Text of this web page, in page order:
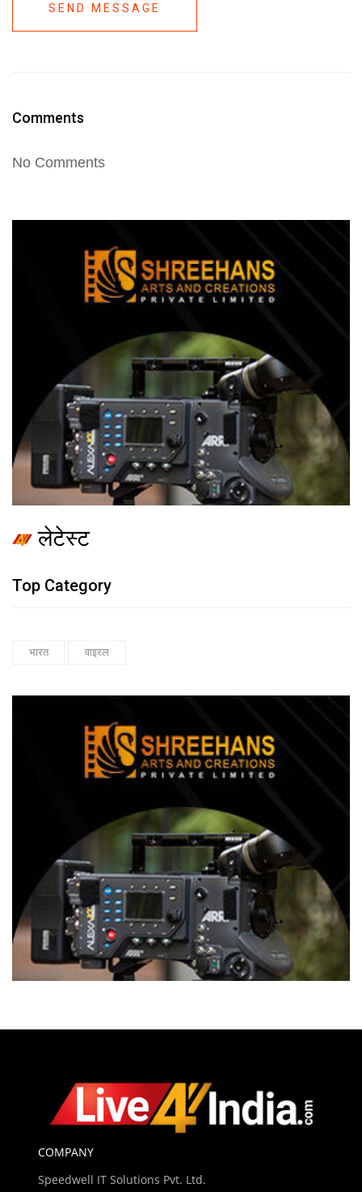
SEND MESSAGE
Comments
No Comments
लेटेस्ट
Top Category
भारत वाइरल
COMPANY
Speedwell IT Solutions Pvt. Ltd.